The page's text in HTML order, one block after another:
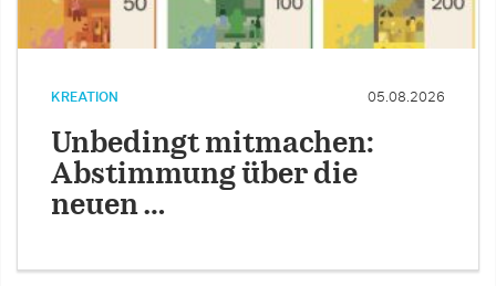
KREATION 05.08.2026
Unbedingt mitmachen:
Abstimmung über die
neuen …